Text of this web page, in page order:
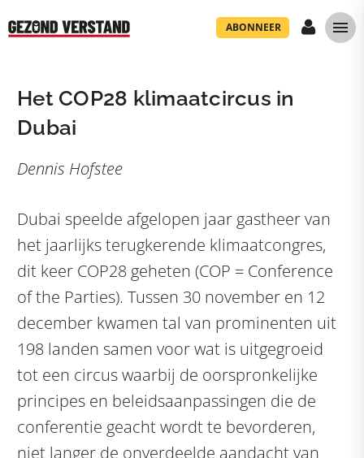
ABONNEER
Het COP28 klimaatcircus in
Dubai
Dennis Hofstee
Dubai speelde afgelopen jaar gastheer van
het jaarlijks terugkerende klimaatcongres,
dit keer COP28 geheten (COP = Conference
of the Parties). Tussen 30 november en 12
december kwamen tal van prominenten uit
198 landen samen voor wat is uitgegroeid
tot een circus waarbij de oorspronkelijke
principes en beleidsaanpassingen die de
conferentie geacht wordt te bevorderen,
niet langer de onverdeelde aandacht van